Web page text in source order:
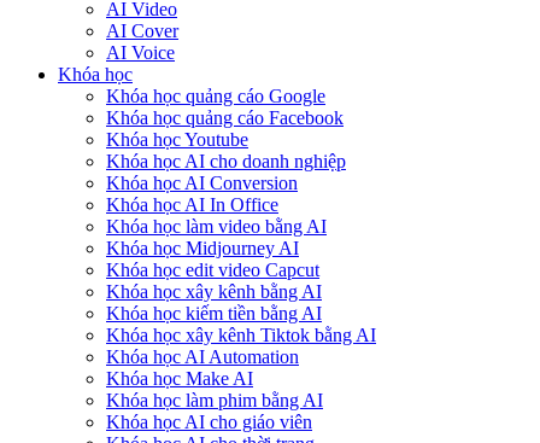
AI Video
AI Cover
AI Voice
Khóa học
Khóa học quảng cáo Google
Khóa học quảng cáo Facebook
Khóa học Youtube
Khóa học AI cho doanh nghiệp
Khóa học AI Conversion
Khóa học AI In Office
Khóa học làm video bằng AI
Khóa học Midjourney AI
Khóa học edit video Capcut
Khóa học xây kênh bằng AI
Khóa học kiếm tiền bằng AI
Khóa học xây kênh Tiktok bằng AI
Khóa học AI Automation
Khóa học Make AI
Khóa học làm phim bằng AI
Khóa học AI cho giáo viên